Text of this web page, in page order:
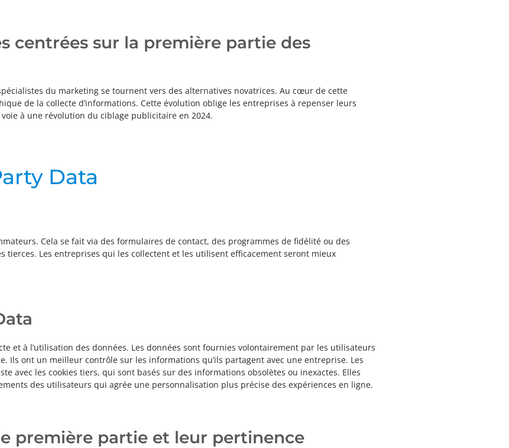
centrées sur la première partie des
du marketing se tournent vers des alternatives novatrices. Au cœur de cette
de la collecte d’informations. Cette évolution oblige les entreprises à repenser leurs
à une révolution du ciblage publicitaire en 2024.
Data
Cela se fait via des formulaires de contact, des programmes de fidélité ou des
tierces. Les entreprises qui les collectent et les utilisent efficacement seront mieux
et à l’utilisation des données. Les données sont fournies volontairement par les utilisateurs
Ils ont un meilleur contrôle sur les informations qu’ils partagent avec une entreprise. Les
avec les cookies tiers, qui sont basés sur des informations obsolètes ou inexactes. Elles
des utilisateurs qui agrée une personnalisation plus précise des expériences en ligne.
première partie et leur pertinence